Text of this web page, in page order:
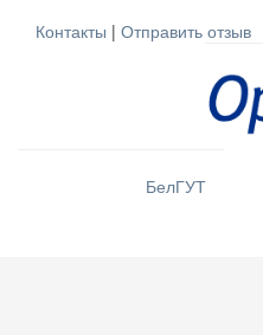
Контакты | Отправить отзыв
БелГУТ